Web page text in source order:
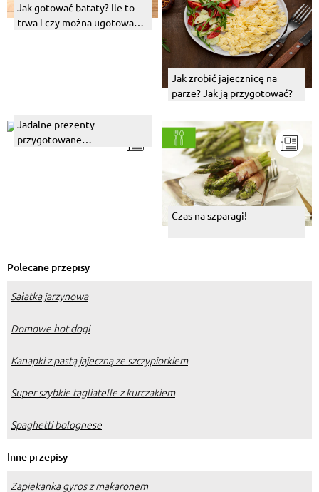
Jak gotować bataty? Ile to
trwa i czy można ugotować
Jak zrobić jajecznicę na
parze? Jak ją przygotować?
Jadalne prezenty
przygotowane
Czas na szparagi!
Polecane przepisy
Sałatka jarzynowa
Domowe hot dogi
Kanapki z pastą jajeczną ze szczypiorkiem
Super szybkie tagliatelle z kurczakiem
Spaghetti bolognese
Inne przepisy
Zapiekanka gyros z makaronem